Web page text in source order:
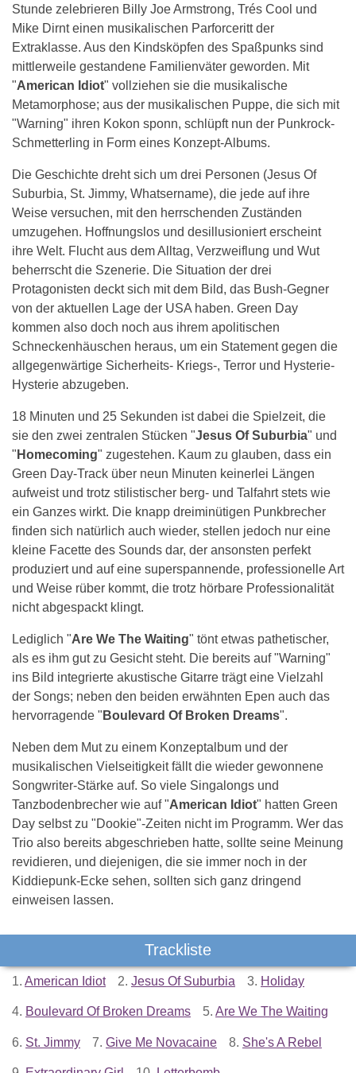
Stunde zelebrieren Billy Joe Armstrong, Trés Cool und
Mike Dirnt einen musikalischen Parforceritt der
Extraklasse. Aus den Kindsköpfen des Spaßpunks sind
mittlerweile gestandene Familienväter geworden. Mit
"American Idiot" vollziehen sie die musikalische
Metamorphose; aus der musikalischen Puppe, die sich mit
"Warning" ihren Kokon sponn, schlüpft nun der Punkrock-
Schmetterling in Form eines Konzept-Albums.
Die Geschichte dreht sich um drei Personen (Jesus Of
Suburbia, St. Jimmy, Whatsername), die jede auf ihre
Weise versuchen, mit den herrschenden Zuständen
umzugehen. Hoffnungslos und desillusioniert erscheint
ihre Welt. Flucht aus dem Alltag, Verzweiflung und Wut
beherrscht die Szenerie. Die Situation der drei
Protagonisten deckt sich mit dem Bild, das Bush-Gegner
von der aktuellen Lage der USA haben. Green Day
kommen also doch noch aus ihrem apolitischen
Schneckenhäuschen heraus, um ein Statement gegen die
allgegenwärtige Sicherheits- Kriegs-, Terror und Hysterie-
Hysterie abzugeben.
18 Minuten und 25 Sekunden ist dabei die Spielzeit, die
sie den zwei zentralen Stücken "Jesus Of Suburbia" und
" Homecoming" zugestehen. Kaum zu glauben, dass ein
Green Day-Track über neun Minuten keinerlei Längen
aufweist und trotz stilistischer berg- und Talfahrt stets wie
ein Ganzes wirkt. Die knapp dreiminütigen Punkbrecher
finden sich natürlich auch wieder, stellen jedoch nur eine
kleine Facette des Sounds dar, der ansonsten perfekt
produziert und auf eine superspannende, professionelle Art
und Weise rüber kommt, die trotz hörbare Professionalität
nicht abgespackt klingt.
Lediglich "Are We The Waiting" tönt etwas pathetischer,
als es ihm gut zu Gesicht steht. Die bereits auf "Warning"
ins Bild integrierte akustische Gitarre trägt eine Vielzahl
der Songs; neben den beiden erwähnten Epen auch das
hervorragende " Boulevard Of Broken Dreams".
Neben dem Mut zu einem Konzeptalbum und der
musikalischen Vielseitigkeit fällt die wieder gewonnene
Songwriter-Stärke auf. So viele Singalongs und
Tanzbodenbrecher wie auf "American Idiot" hatten Green
Day selbst zu "Dookie"-Zeiten nicht im Programm. Wer das
Trio also bereits abgeschrieben hatte, sollte seine Meinung
revidieren, und diejenigen, die sie immer noch in der
Kiddiepunk-Ecke sehen, sollten sich ganz dringend
einweisen lassen.
Trackliste
1. American Idiot 2. Jesus Of Suburbia 3. Holiday
4. Boulevard Of Broken Dreams 5. Are We The Waiting
6. St. Jimmy 7. Give Me Novacaine 8. She's A Rebel